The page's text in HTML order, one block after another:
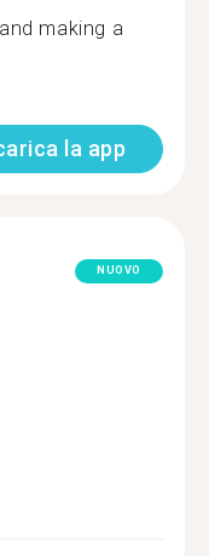
making a
la app
NUOVO